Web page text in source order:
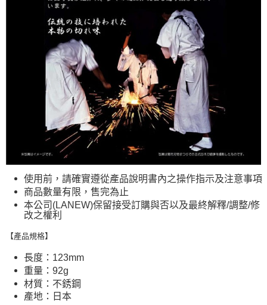
使用前，請確實遵從產品說明書內之操作指示及注意事項
商品數量有限，售完為止
本公司(LANEW)保留接受訂購與否以及最終解釋/調整/修
改之權利
【產品規格】
長度：123mm
重量：92g
材質：不銹鋼
產地：日本